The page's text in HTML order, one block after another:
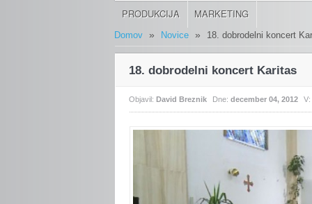
PRODUKCIJA MARKETING
Domov » Novice » 18. dobrodelni koncert
18. dobrodelni koncert Karitas
Objavil:David Breznik Dne:december 04, 2012